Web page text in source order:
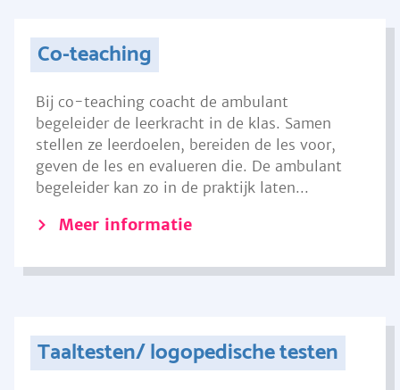
Co-teaching
Bij co-teaching coacht de ambulant
begeleider de leerkracht in de klas. Samen
stellen ze leerdoelen, bereiden de les voor,
geven de les en evalueren die. De ambulant
begeleider kan zo in de praktijk laten...
Meer informatie
Taaltesten/ logopedische testen